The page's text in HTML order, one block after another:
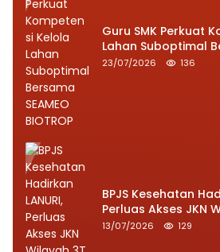
Guru SMK Perkuat
Lahan Suboptimal
BIOTROP
23/07/2026 136
BPJS Kesehatan
Perluas Akses JKN
13/07/2026 129